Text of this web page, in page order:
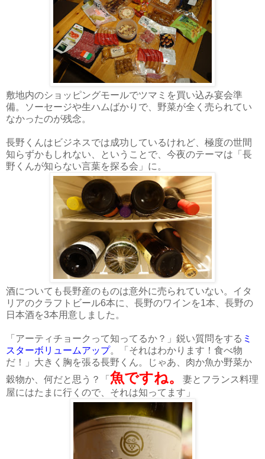
敷地内のショッピングモールでツマミを買い込み宴会準
備。ソーセージや生ハムばかりで、野菜が全く売られてい
なかったのが残念。
長野くんはビジネスでは成功しているけれど、極度の世間
知らずかもしれない、ということで、今夜のテーマは「長
野くんが知らない言葉を探る会」に。
酒についても長野産のものは意外に売られていない。イタ
リアのクラフトビール6本に、長野のワインを1本、長野の
日本酒を3本用意しました。
「アーティチョークって知ってるか？」鋭い質問をする ミ
スターボリュームアップ。「それはわかります！食べ物
だ！」大きく胸を張る長野くん。じゃあ、肉か魚か野菜か
穀物か、何だと思う？「 魚ですね。
妻とフランス料理
屋にはたまに行くので、それは知ってます」